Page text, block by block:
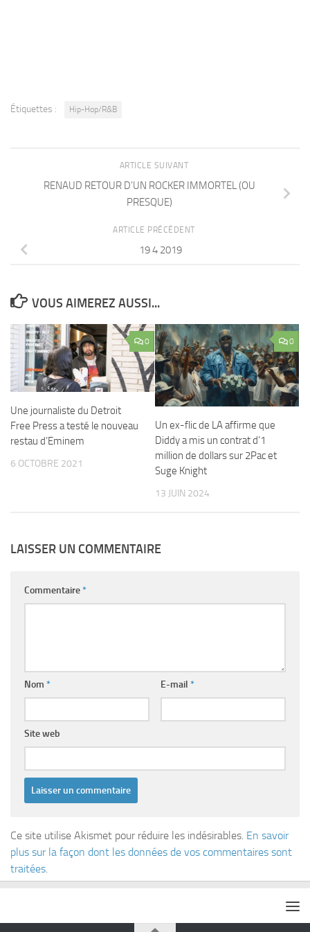
Étiquettes : Hip-Hop/R&B
ARTICLE SUIVANT
RENAUD RETOUR D’UN ROCKER IMMORTEL (OU
PRESQUE)
ARTICLE PRÉCÉDENT
19 4 2019
VOUS AIMEREZ AUSSI...
0
Une journaliste du Detroit
Free Press a testé le nouveau
restau d’Eminem
6 OCTOBRE 2021
0
Un ex-flic de LA affirme que
Diddy a mis un contrat d’1
million de dollars sur 2Pac et
Suge Knight
13 JUIN 2024
LAISSER UN COMMENTAIRE
Commentaire*
Nom * E-mail *
Site web
Ce site utilise Akismet pour réduire les indésirables. En savoir
plus sur la façon dont les données de vos commentaires sont
traitées.